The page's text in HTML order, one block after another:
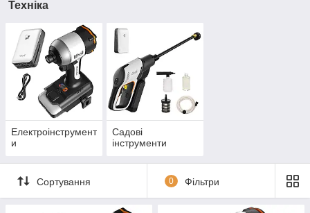
Техніка
Електроінструмент
и
Садові
інструменти
Сортування 0 Фільтри